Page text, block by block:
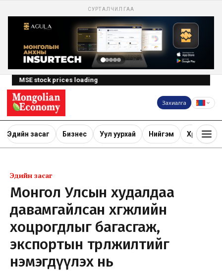
СУРТАЛЧИЛГАА
MSE stock prices loading
Захиалга
Эдийн засаг Бизнес Уул уурхай Нийгэм Хөрөнгө
Эдийн засаг
Монгол Улсын худалдаа
давамгайлсан хөгжлийн
хоцрогдлыг багасгаж,
экспортын төрөлжилтийг
нэмэгдүүлэх нь